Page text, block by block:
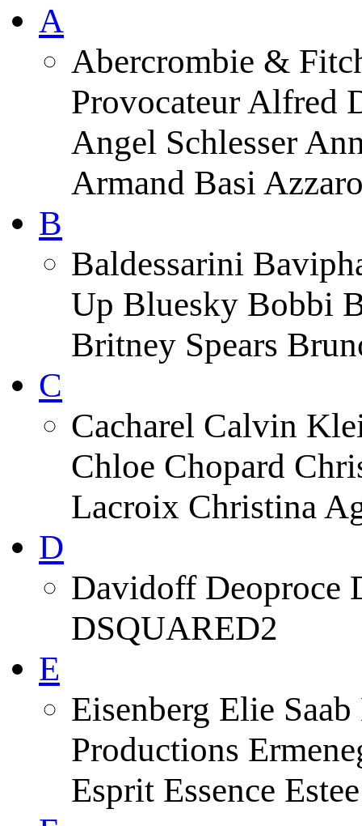
A
Abercrombie &
Provocateur Alfred
Angel Schlesser
Armand Basi
B
Baldessarini
Up Bluesky Bobbi
Britney Spears
C
Cacharel Calvin
Chloe Chopard
Lacroix Christina
D
Davidoff Deoproce
DSQUARED2
E
Eisenberg Elie
Productions
Esprit Essence